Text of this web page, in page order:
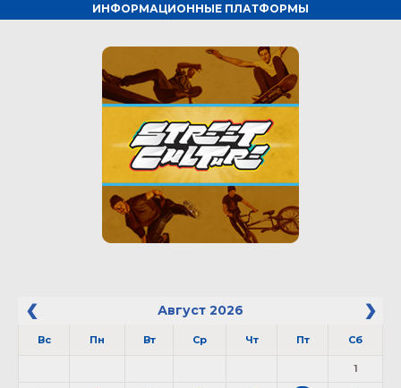
ИНФОРМАЦИОННЫЕ ПЛАТФОРМЫ
Август 2026
Вс Пн Вт Ср Чт Пт Сб
1